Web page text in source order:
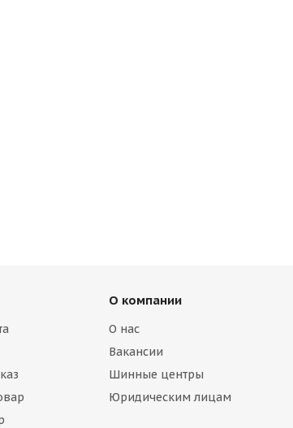
О компании
О нас
Вакансии
Шинные центры
Юридическим лицам